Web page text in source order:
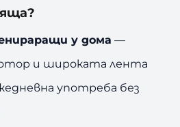
у дома —
и широката лента
употреба без